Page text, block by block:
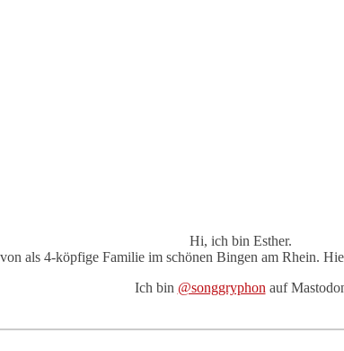
Hi, ich bin Esther.
als 4-köpfige Familie im schönen Bingen am Rhein.
Ich bin @songgryphon auf